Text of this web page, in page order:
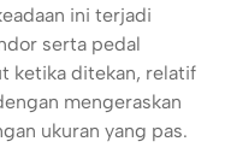
ini terjadi
serta pedal
ketika ditekan, relatif
mengeraskan
ukuran yang pas.